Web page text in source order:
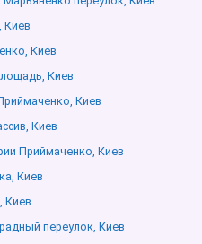
Киев
Киев
Киев
Киев
Киев
Приймаченко, Киев
Киев
Киев
переулок, Киев